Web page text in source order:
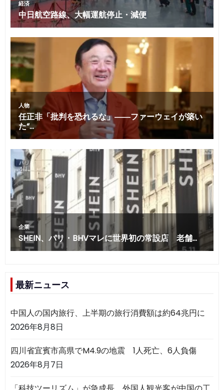
最新ニュース
中国人の国内旅行、上半期の旅行消費額は約64兆円に
2026年8月8日
四川省宜賓市高県でM4.9の地震 1人死亡、6人負傷
2026年8月7日